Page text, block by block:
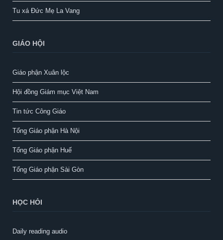
Tu xá Đức Mẹ La Vang
GIÁO HỘI
Giáo phận Xuân lộc
Hội đồng Giám mục Việt Nam
Tin tức Công Giáo
Tổng Giáo phận Hà Nội
Tổng Giáo phận Huế
Tổng Giáo phận Sài Gòn
HỌC HỎI
Daily reading audio